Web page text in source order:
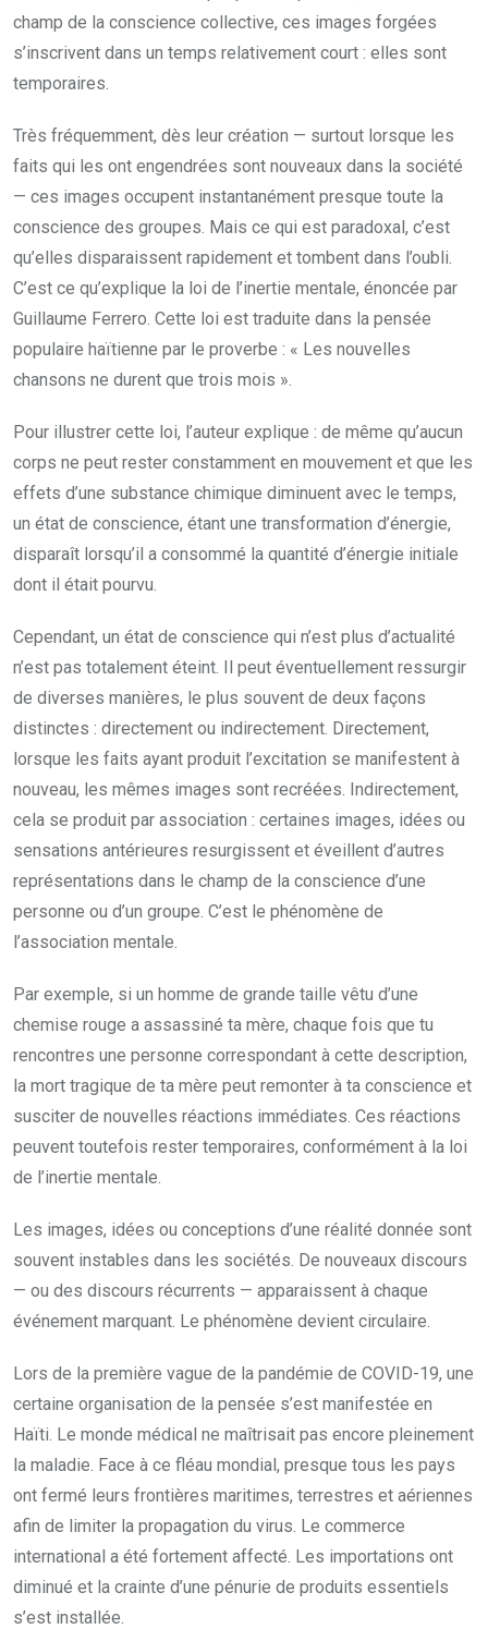
champ de la conscience collective, ces images forgées
s’inscrivent dans un temps relativement court : elles sont
temporaires.
Très fréquemment, dès leur création — surtout lorsque les
faits qui les ont engendrées sont nouveaux dans la société
— ces images occupent instantanément presque toute la
conscience des groupes. Mais ce qui est paradoxal, c’est
qu’elles disparaissent rapidement et tombent dans l’oubli.
C’est ce qu’explique la loi de l’inertie mentale, énoncée par
Guillaume Ferrero. Cette loi est traduite dans la pensée
populaire haïtienne par le proverbe : « Les nouvelles
chansons ne durent que trois mois ».
Pour illustrer cette loi, l’auteur explique : de même qu’aucun
corps ne peut rester constamment en mouvement et que les
effets d’une substance chimique diminuent avec le temps,
un état de conscience, étant une transformation d’énergie,
disparaît lorsqu’il a consommé la quantité d’énergie initiale
dont il était pourvu.
Cependant, un état de conscience qui n’est plus d’actualité
n’est pas totalement éteint. Il peut éventuellement ressurgir
de diverses manières, le plus souvent de deux façons
distinctes : directement ou indirectement. Directement,
lorsque les faits ayant produit l’excitation se manifestent à
nouveau, les mêmes images sont recréées. Indirectement,
cela se produit par association : certaines images, idées ou
sensations antérieures resurgissent et éveillent d’autres
représentations dans le champ de la conscience d’une
personne ou d’un groupe. C’est le phénomène de
l’association mentale.
Par exemple, si un homme de grande taille vêtu d’une
chemise rouge a assassiné ta mère, chaque fois que tu
rencontres une personne correspondant à cette description,
la mort tragique de ta mère peut remonter à ta conscience et
susciter de nouvelles réactions immédiates. Ces réactions
peuvent toutefois rester temporaires, conformément à la loi
de l’inertie mentale.
Les images, idées ou conceptions d’une réalité donnée sont
souvent instables dans les sociétés. De nouveaux discours
— ou des discours récurrents — apparaissent à chaque
événement marquant. Le phénomène devient circulaire.
Lors de la première vague de la pandémie de COVID-19, une
certaine organisation de la pensée s’est manifestée en
Haïti. Le monde médical ne maîtrisait pas encore pleinement
la maladie. Face à ce fléau mondial, presque tous les pays
ont fermé leurs frontières maritimes, terrestres et aériennes
afin de limiter la propagation du virus. Le commerce
international a été fortement affecté. Les importations ont
diminué et la crainte d’une pénurie de produits essentiels
s’est installée.